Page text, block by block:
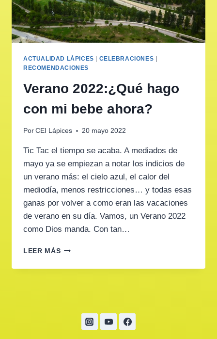
ACTUALIDAD LÁPICES | CELEBRACIONES |
RECOMENDACIONES
Verano 2022:¿Qué hago
con mi bebe ahora?
Por CEI Lápices 20 mayo 2022
Tic Tac el tiempo se acaba. A mediados de
mayo ya se empiezan a notar los indicios de
un verano más: el cielo azul, el calor del
mediodía, menos restricciones… y todas esas
ganas por volver a como eran las vacaciones
de verano en su día. Vamos, un Verano 2022
como Dios manda. Con tan…
LEER MÁSVERANO
¿QUÉ
AHORA?